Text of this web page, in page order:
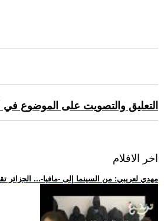
التعليق والتصويت على الموضوع في
اخر الافلام
.. مهدي لعريبي: من السينما إلى -مافيا-...